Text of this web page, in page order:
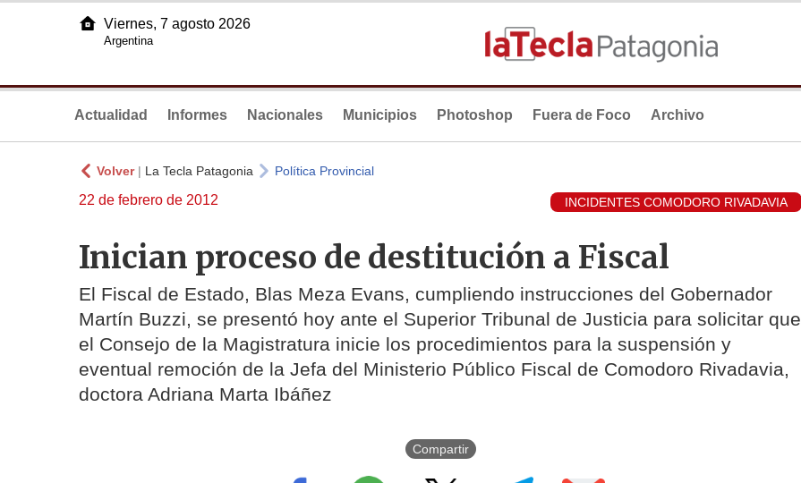
Viernes, 7 agosto 2026
Argentina
Actualidad Informes Nacionales Municipios Photoshop Fuera de Foco Archivo
Volver| La Tecla Patagonia Política Provincial
22 de febrero de 2012 INCIDENTES COMODORO RIVADAVIA
Inician proceso de destitución a Fiscal
El Fiscal de Estado, Blas Meza Evans, cumpliendo instrucciones del Gobernador
Martín Buzzi, se presentó hoy ante el Superior Tribunal de Justicia para solicitar que
el Consejo de la Magistratura inicie los procedimientos para la suspensión y
eventual remoción de la Jefa del Ministerio Público Fiscal de Comodoro Rivadavia,
doctora Adriana Marta Ibáñez
Compartir